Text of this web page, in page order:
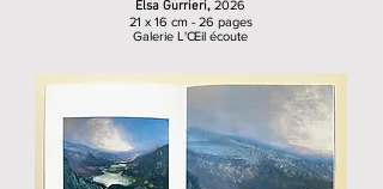
Elsa Gurrieri, 2026
21 x 16 cm - 26 pages
Galerie L'Œil écoute